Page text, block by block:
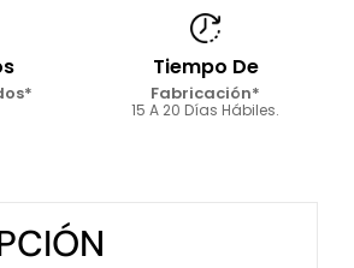
Tiempo De
Fabricación*
15 A 20 Días Hábiles.